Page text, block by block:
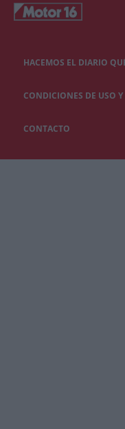
HACEMOS EL DIARIO
CONDICIONES DE USO
CONTACTO